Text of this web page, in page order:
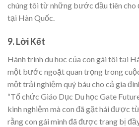
chúng tôi từ những bước đầu tiên cho
tại Hàn Quốc.
9. Lời Kết
Hành trình du học của con gái tôi tại
một bước ngoặt quan trọng trong
một trải nghiệm quý báu cho cả gia
“Tổ chức Giáo Dục Du học Gate
kinh nghiệm mà con đã gặt hái được
rằng con gái mình đã được trang bị